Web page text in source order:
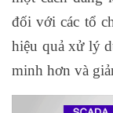
đối với các tổ
hiệu quả xử lý
minh hơn và